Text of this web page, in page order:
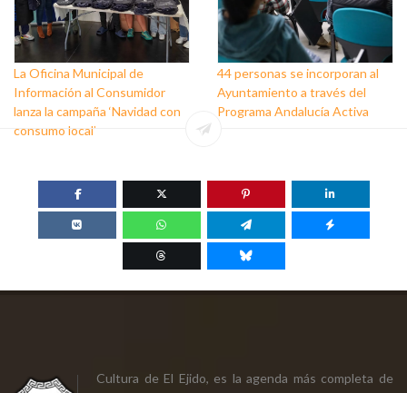
La Oficina Municipal de
Información al Consumidor
lanza la campaña ‘Navidad con
consumo local’
44 personas se incorporan al
Ayuntamiento a través del
Programa Andalucía Activa
Cultura de El Ejido, es la agenda más completa de